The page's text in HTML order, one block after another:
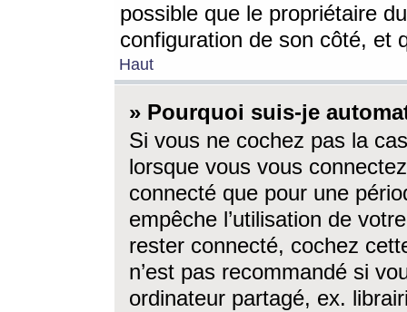
possible que le propriétaire
configuration de son côté, et
Haut
» Pourquoi suis-je
Si vous ne cochez pas la
lorsque vous vous
connecté que pour une
empêche l’utilisation de
rester connecté, cochez
n’est pas recommandé si
ordinateur partagé, ex.